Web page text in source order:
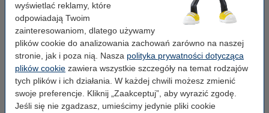
wyświetlać reklamy, które
odpowiadają Twoim
zainteresowaniom, dlatego używamy
plików cookie do analizowania zachowań zarówno na naszej
stronie, jak i poza nią. Nasza polityka prywatności dotycząca
plików cookie zawiera wszystkie szczegóły na temat rodzajów
tych plików i ich działania. W każdej chwili możesz zmienić
swoje preferencje. Kliknij „Zaakceptuj”, aby wyrazić zgodę.
Jeśli się nie zgadzasz, umieścimy jedynie pliki cookie
Koszulki foliowe Segregatory
Pytania i odpowiedzi